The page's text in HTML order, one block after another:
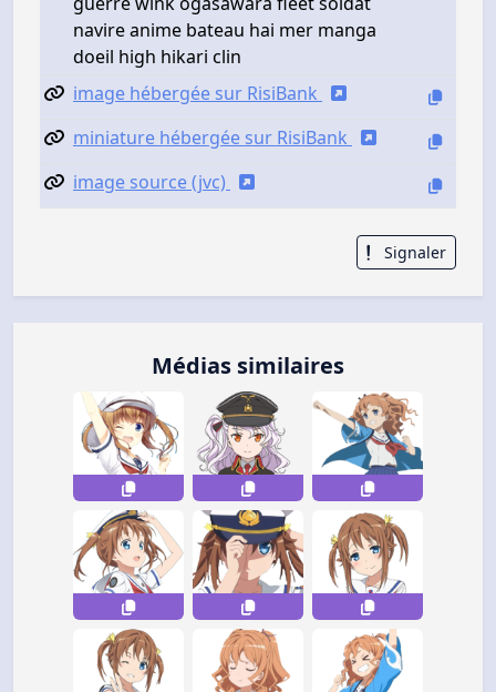
navire anime bateau hai mer manga
doeil high hikari clin
image hébergée sur RisiBank
miniature hébergée sur RisiBank
image source (jvc)
Signaler
Médias similaires